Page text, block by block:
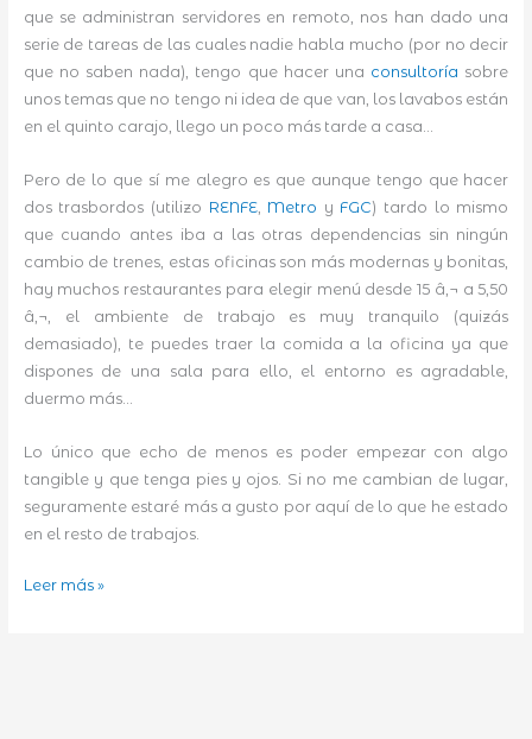
que se administran servidores en remoto, nos han dado una
serie de tareas de las cuales nadie habla mucho (por no decir
que no saben nada), tengo que hacer una consultoría sobre
unos temas que no tengo ni idea de que van, los lavabos están
en el quinto carajo, llego un poco más tarde a casa…
Pero de lo que sí me alegro es que aunque tengo que hacer
dos trasbordos (utilizo RENFE, Metro y FGC) tardo lo mismo
que cuando antes iba a las otras dependencias sin ningún
cambio de trenes, estas oficinas son más modernas y bonitas,
hay muchos restaurantes para elegir menú desde 15 â‚¬ a 5,50
â‚¬, el ambiente de trabajo es muy tranquilo (quizás
demasiado), te puedes traer la comida a la oficina ya que
dispones de una sala para ello, el entorno es agradable,
duermo más…
Lo único que echo de menos es poder empezar con algo
tangible y que tenga pies y ojos. Si no me cambian de lugar,
seguramente estaré más a gusto por aquí de lo que he estado
en el resto de trabajos.
Cambio
Leer más »